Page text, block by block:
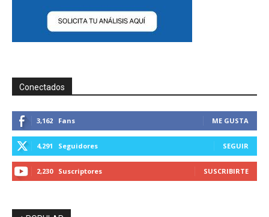
Conectados
3,162 Fans ME GUSTA
4,291 Seguidores SEGUIR
2,230 Suscriptores SUSCRIBIRTE